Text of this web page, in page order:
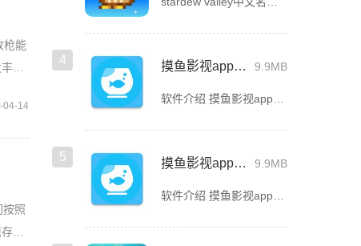
枪能
富
04-14
按照
档
4 摸鱼影视app官方版下载安装 9.9MB
5 摸鱼影视app最新版下载 9.9MB